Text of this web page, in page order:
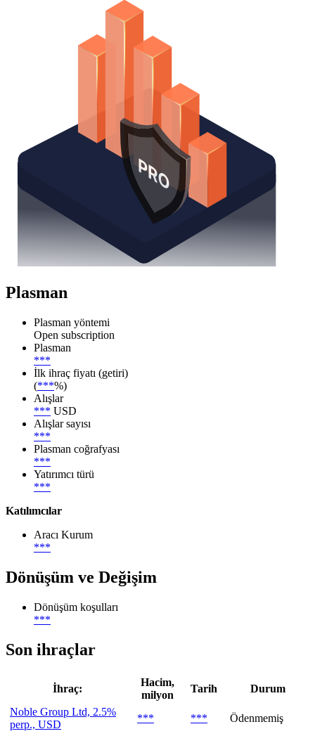
Plasman
Plasman yöntemi
Open subscription
Plasman
***
İlk ihraç fiyatı (getiri)
(***%)
Alışlar
*** USD
Alışlar sayısı
***
Plasman coğrafyası
***
Yatırımcı türü
***
Katılımcılar
Aracı Kurum
***
Dönüşüm ve Değişim
Dönüşüm koşulları
***
Son ihraçlar
İhraç:
Hacim,
milyon
Tarih
Durum
Noble Group Ltd, 2.5%
perp., USD
*** ***
Ödenmemiş